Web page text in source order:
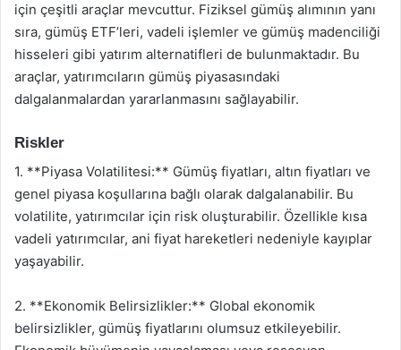
için çeşitli araçlar mevcuttur. Fiziksel gümüş alımının yanı
sıra, gümüş ETF’leri, vadeli işlemler ve gümüş madenciliği
hisseleri gibi yatırım alternatifleri de bulunmaktadır. Bu
araçlar, yatırımcıların gümüş piyasasındaki
dalgalanmalardan yararlanmasını sağlayabilir.
Riskler
1. **Piyasa Volatilitesi:** Gümüş fiyatları, altın fiyatları ve
genel piyasa koşullarına bağlı olarak dalgalanabilir. Bu
volatilite, yatırımcılar için risk oluşturabilir. Özellikle kısa
vadeli yatırımcılar, ani fiyat hareketleri nedeniyle kayıplar
yaşayabilir.
2. **Ekonomik Belirsizlikler:** Global ekonomik
belirsizlikler, gümüş fiyatlarını olumsuz etkileyebilir.